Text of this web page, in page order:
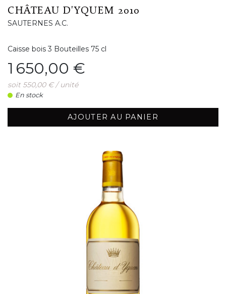
CHÂTEAU D'YQUEM 2010
SAUTERNES A.C.
Caisse bois 3 Bouteilles 75 cl
Prix
1 650,00 €
soit 550,00 € / unité
En stock
AJOUTER AU PANIER